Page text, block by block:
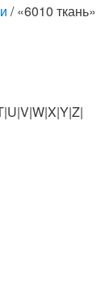
/ «6010 ткань»